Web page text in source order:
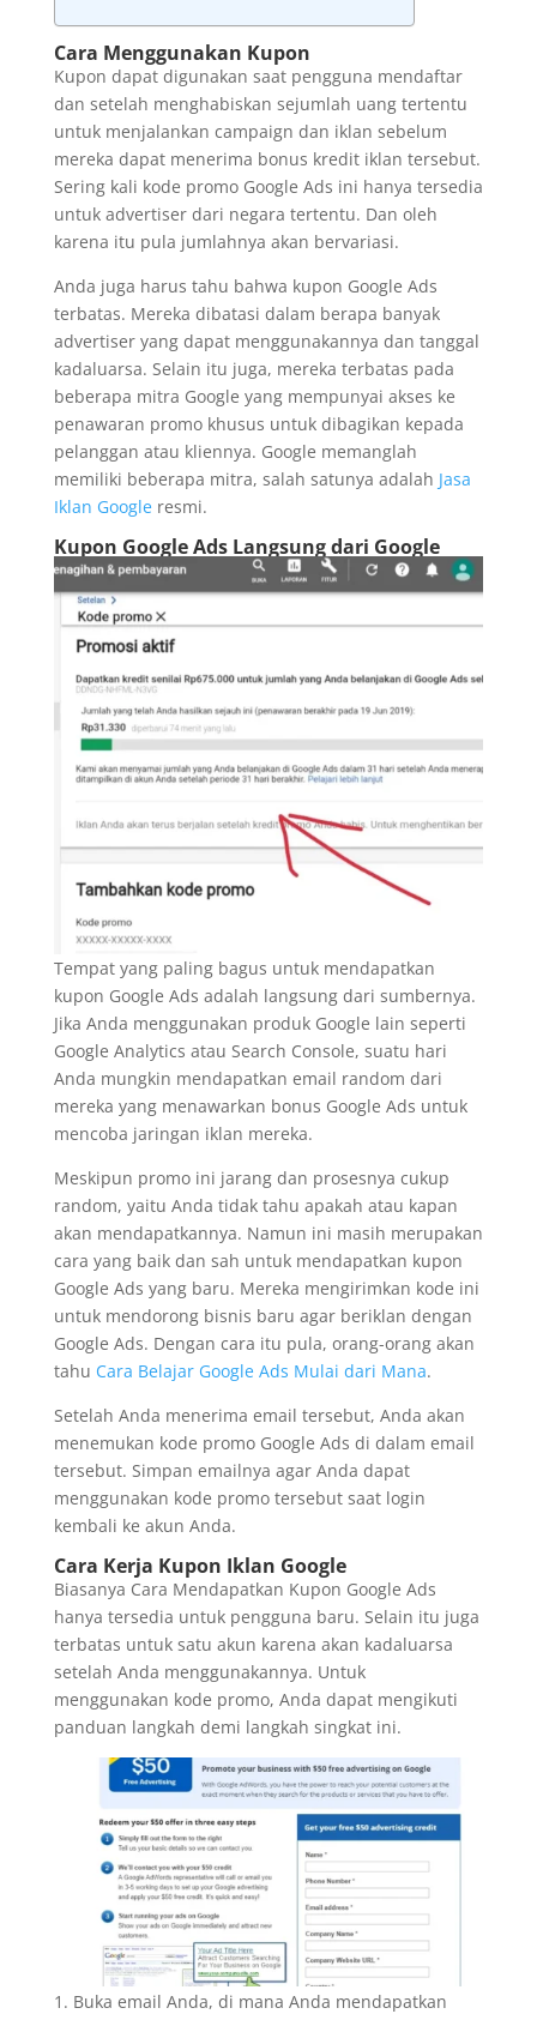
Cara Menggunakan Kupon
Kupon dapat digunakan saat pengguna mendaftar
dan setelah menghabiskan sejumlah uang tertentu
untuk menjalankan campaign dan iklan sebelum
mereka dapat menerima bonus kredit iklan tersebut.
Sering kali kode promo Google Ads ini hanya tersedia
untuk advertiser dari negara tertentu. Dan oleh
karena itu pula jumlahnya akan bervariasi.
Anda juga harus tahu bahwa kupon Google Ads
terbatas. Mereka dibatasi dalam berapa banyak
advertiser yang dapat menggunakannya dan tanggal
kadaluarsa. Selain itu juga, mereka terbatas pada
beberapa mitra Google yang mempunyai akses ke
penawaran promo khusus untuk dibagikan kepada
pelanggan atau kliennya. Google memanglah
memiliki beberapa mitra, salah satunya adalah Jasa
Iklan Googleresmi.
Kupon Google Ads Langsung dari Google
Tempat yang paling bagus untuk mendapatkan
kupon Google Ads adalah langsung dari sumbernya.
Jika Anda menggunakan produk Google lain seperti
Google Analytics atau Search Console, suatu hari
Anda mungkin mendapatkan email random dari
mereka yang menawarkan bonus Google Ads untuk
mencoba jaringan iklan mereka.
Meskipun promo ini jarang dan prosesnya cukup
random, yaitu Anda tidak tahu apakah atau kapan
akan mendapatkannya. Namun ini masih merupakan
cara yang baik dan sah untuk mendapatkan kupon
Google Ads yang baru. Mereka mengirimkan kode ini
untuk mendorong bisnis baru agar beriklan dengan
Google Ads. Dengan cara itu pula, orang-orang akan
tahu Cara Belajar Google Ads Mulai dari Mana.
Setelah Anda menerima email tersebut, Anda akan
menemukan kode promo Google Ads di dalam email
tersebut. Simpan emailnya agar Anda dapat
menggunakan kode promo tersebut saat login
kembali ke akun Anda.
Cara Kerja Kupon Iklan Google
Biasanya Cara Mendapatkan Kupon Google Ads
hanya tersedia untuk pengguna baru. Selain itu juga
terbatas untuk satu akun karena akan kadaluarsa
setelah Anda menggunakannya. Untuk
menggunakan kode promo, Anda dapat mengikuti
panduan langkah demi langkah singkat ini.
Buka email Anda, di mana Anda mendapatkan